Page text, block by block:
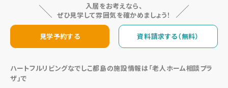
入居をお考えなら、
ぜひ見学して雰囲気を確かめましょう！
見学予約する 資料請求する（無料）
ハートフルリビングなでしこ都島の施設情報は「老人ホーム相談プラ
ザ」で